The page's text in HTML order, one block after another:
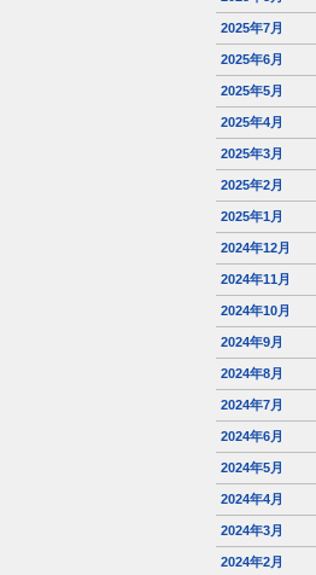
2025年7月
2025年6月
2025年5月
2025年4月
2025年3月
2025年2月
2025年1月
2024年12月
2024年11月
2024年10月
2024年9月
2024年8月
2024年7月
2024年6月
2024年5月
2024年4月
2024年3月
2024年2月